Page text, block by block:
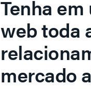
Tenha
web toda
mercado